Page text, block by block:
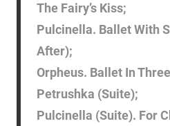
The Fairy’s Kiss;
Pulcinella. Ballet With
After);
Orpheus. Ballet In
Petrushka (Suite);
Pulcinella (Suite). For